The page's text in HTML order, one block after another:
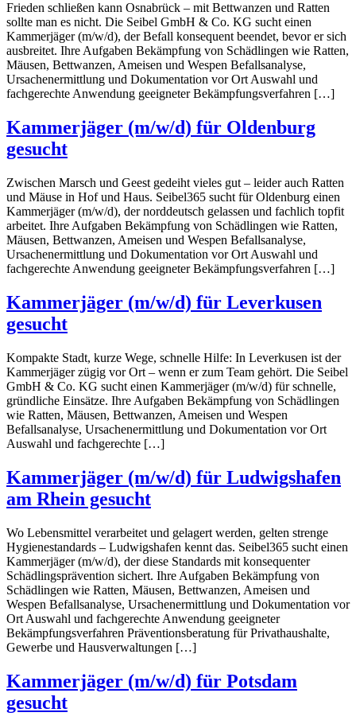
Frieden schließen kann Osnabrück – mit Bettwanzen und Ratten
sollte man es nicht. Die Seibel GmbH & Co. KG sucht einen
Kammerjäger (m/w/d), der Befall konsequent beendet, bevor er sich
ausbreitet. Ihre Aufgaben Bekämpfung von Schädlingen wie Ratten,
Mäusen, Bettwanzen, Ameisen und Wespen Befallsanalyse,
Ursachenermittlung und Dokumentation vor Ort Auswahl und
fachgerechte Anwendung geeigneter Bekämpfungsverfahren […]
Kammerjäger (m/w/d) für Oldenburg
gesucht
Zwischen Marsch und Geest gedeiht vieles gut – leider auch Ratten
und Mäuse in Hof und Haus. Seibel365 sucht für Oldenburg einen
Kammerjäger (m/w/d), der norddeutsch gelassen und fachlich topfit
arbeitet. Ihre Aufgaben Bekämpfung von Schädlingen wie Ratten,
Mäusen, Bettwanzen, Ameisen und Wespen Befallsanalyse,
Ursachenermittlung und Dokumentation vor Ort Auswahl und
fachgerechte Anwendung geeigneter Bekämpfungsverfahren […]
Kammerjäger (m/w/d) für Leverkusen
gesucht
Kompakte Stadt, kurze Wege, schnelle Hilfe: In Leverkusen ist der
Kammerjäger zügig vor Ort – wenn er zum Team gehört. Die Seibel
GmbH & Co. KG sucht einen Kammerjäger (m/w/d) für schnelle,
gründliche Einsätze. Ihre Aufgaben Bekämpfung von Schädlingen
wie Ratten, Mäusen, Bettwanzen, Ameisen und Wespen
Befallsanalyse, Ursachenermittlung und Dokumentation vor Ort
Auswahl und fachgerechte […]
Kammerjäger (m/w/d) für Ludwigshafen
am Rhein gesucht
Wo Lebensmittel verarbeitet und gelagert werden, gelten strenge
Hygienestandards – Ludwigshafen kennt das. Seibel365 sucht einen
Kammerjäger (m/w/d), der diese Standards mit konsequenter
Schädlingsprävention sichert. Ihre Aufgaben Bekämpfung von
Schädlingen wie Ratten, Mäusen, Bettwanzen, Ameisen und
Wespen Befallsanalyse, Ursachenermittlung und Dokumentation vor
Ort Auswahl und fachgerechte Anwendung geeigneter
Bekämpfungsverfahren Präventionsberatung für Privathaushalte,
Gewerbe und Hausverwaltungen […]
Kammerjäger (m/w/d) für Potsdam
gesucht